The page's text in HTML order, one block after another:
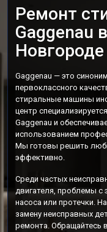
Ремонт
Gaggenau
Новгороде
Gaggenau — это
первоклассного
стиральные машины
центр
Gaggenau и
использованием
Мы готовы решить
эффективно.
Среди частых
двигателя, проблемы
насоса или протечки.
замену неисправных
ремонта. Обращайтесь